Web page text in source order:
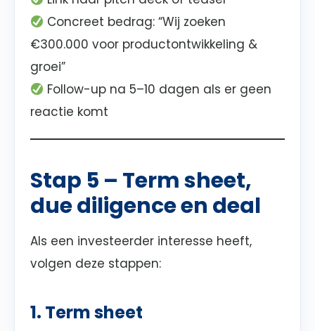
Concreet bedrag: “Wij zoeken
€300.000 voor productontwikkeling &
groei”
Follow-up na 5–10 dagen als er geen
reactie komt
Stap 5 – Term sheet,
due diligence en deal
Als een investeerder interesse heeft,
volgen deze stappen:
1. Term sheet